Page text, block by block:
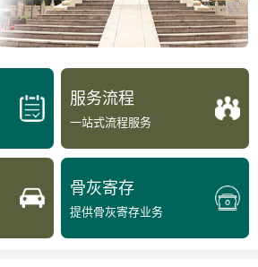
服务流程
一站式流程服务
骨灰寄存
提供骨灰寄存业务